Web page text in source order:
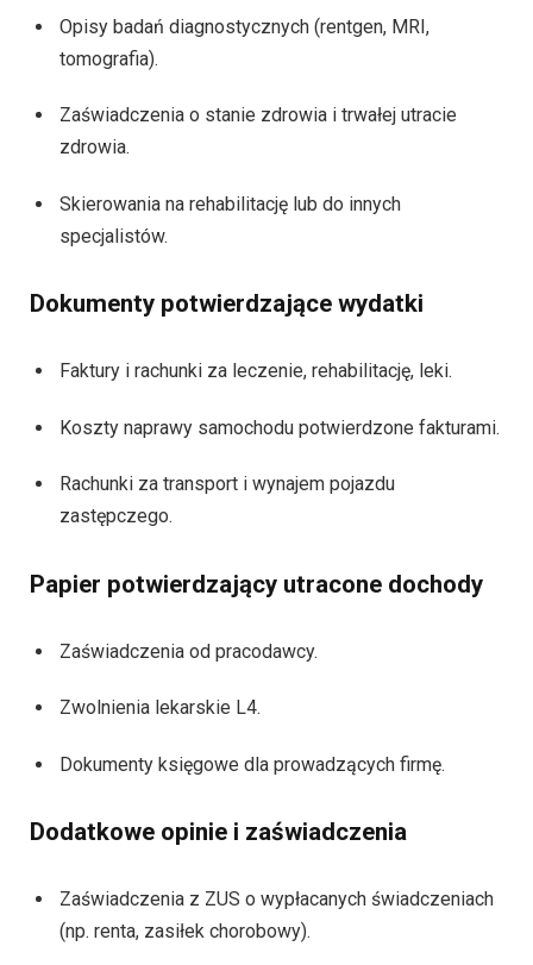
Opisy badań diagnostycznych (rentgen, MRI,
tomografia).
Zaświadczenia o stanie zdrowia i trwałej utracie
zdrowia.
Skierowania na rehabilitację lub do innych
specjalistów.
Dokumenty potwierdzające wydatki
Faktury i rachunki za leczenie, rehabilitację, leki.
Koszty naprawy samochodu potwierdzone fakturami.
Rachunki za transport i wynajem pojazdu
zastępczego.
Papier potwierdzający utracone dochody
Zaświadczenia od pracodawcy.
Zwolnienia lekarskie L4.
Dokumenty księgowe dla prowadzących firmę.
Dodatkowe opinie i zaświadczenia
Zaświadczenia z ZUS o wypłacanych świadczeniach
(np. renta, zasiłek chorobowy).